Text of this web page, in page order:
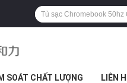
SOÁT CHẤT LƯỢNG LIÊN